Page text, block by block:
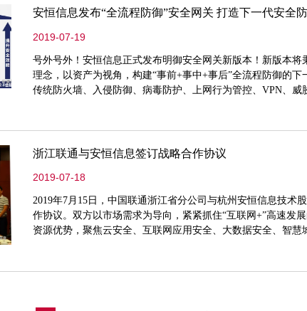
安恒信息发布“全流程防御”安全网关 打造下一代安全
2019-07-19
号外号外！安恒信息正式发布明御安全网关新版本！新版本将
理念，以资产为视角，构建“事前+事中+事后”全流程防御的下
传统防火墙、入侵防御、病毒防护、上网行为管控、VPN、威
浙江联通与安恒信息签订战略合作协议
2019-07-18
2019年7月15日，中国联通浙江省分公司与杭州安恒信息技术
作协议。双方以市场需求为导向，紧紧抓住“互联网+”高速发
资源优势，聚焦云安全、互联网应用安全、大数据安全、智慧